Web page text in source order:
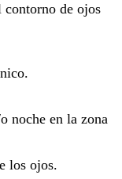
contorno de ojos
noche en la zona
los ojos.